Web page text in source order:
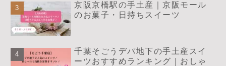
京阪京橋駅の手土産｜京阪モール
のお菓子・日持ちスイーツ
千葉そごうデパ地下の手土産スイ
ーツおすすめランキング｜おしゃ